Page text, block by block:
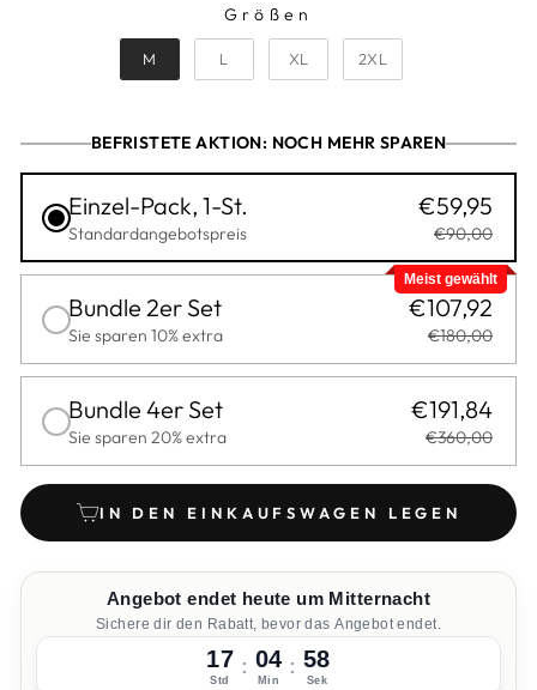
Größen
M
L XL 2XL
BEFRISTETE AKTION: NOCH MEHR SPAREN
Einzel-Pack, 1-St.
Standardangebotspreis
€59,95
€90,00
Meist gewählt
Bundle 2er Set
Sie sparen 10% extra
€107,92
€180,00
Bundle 4er Set
Sie sparen 20% extra
€191,84
€360,00
IN DEN EINKAUFSWAGEN LEGEN
Angebot endet heute um Mitternacht
Sichere dir den Rabatt, bevor das Angebot endet.
17
Std
: 04
Min
: 57
Sek